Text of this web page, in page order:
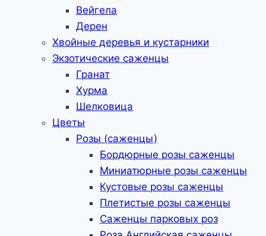
Вейгела
Дерен
Хвойные деревья и кустарники
Экзотические саженцы
Гранат
Хурма
Шелковица
Цветы
Розы (саженцы)
Бордюрные розы саженцы
Миниатюрные розы саженцы
Кустовые розы саженцы
Плетистые розы саженцы
Саженцы парковых роз